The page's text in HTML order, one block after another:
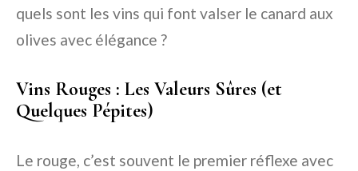
quels sont les vins qui font valser le canard aux
olives avec élégance ?
Vins Rouges : Les Valeurs Sûres (et
Quelques Pépites)
Le rouge, c’est souvent le premier réflexe avec